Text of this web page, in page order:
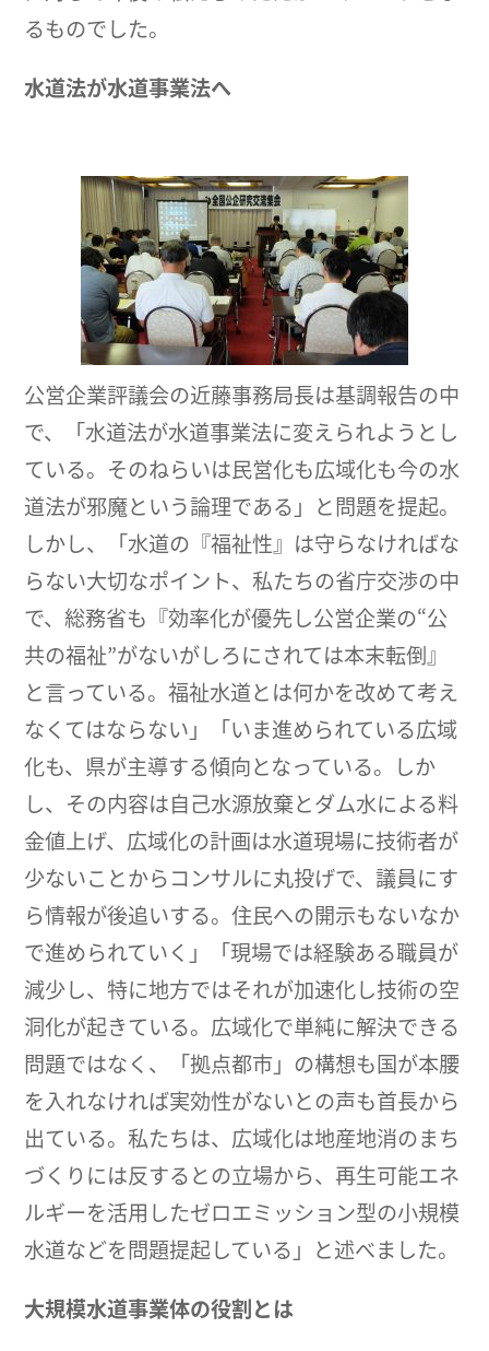
るものでした。
水道法が水道事業法へ
公営企業評議会の近藤事務局長は基調報告の中
で、「水道法が水道事業法に変えられようとし
ている。そのねらいは民営化も広域化も今の水
道法が邪魔という論理である」と問題を提起。
しかし、「水道の『福祉性』は守らなければな
らない大切なポイント、私たちの省庁交渉の中
で、総務省も『効率化が優先し公営企業の“公
共の福祉”がないがしろにされては本末転倒』
と言っている。福祉水道とは何かを改めて考え
なくてはならない」「いま進められている広域
化も、県が主導する傾向となっている。しか
し、その内容は自己水源放棄とダム水による料
金値上げ、広域化の計画は水道現場に技術者が
少ないことからコンサルに丸投げで、議員にす
ら情報が後追いする。住民への開示もないなか
で進められていく」「現場では経験ある職員が
減少し、特に地方ではそれが加速化し技術の空
洞化が起きている。広域化で単純に解決できる
問題ではなく、「拠点都市」の構想も国が本腰
を入れなければ実効性がないとの声も首長から
出ている。私たちは、広域化は地産地消のまち
づくりには反するとの立場から、再生可能エネ
ルギーを活用したゼロエミッション型の小規模
水道などを問題提起している」と述べました。
大規模水道事業体の役割とは